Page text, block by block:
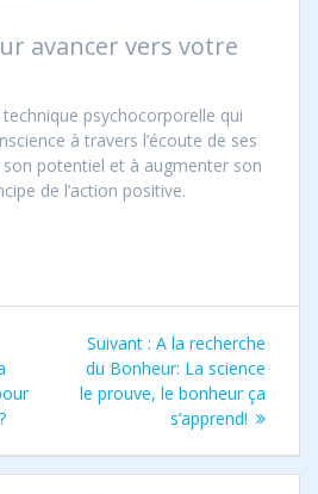
avancer vers votre
psychocorporelle qui
à travers l’écoute de ses
potentiel et à augmenter son
de l’action positive.
Suivant : Article
suivant
A la recherche
du Bonheur: La science
le prouve, le bonheur ça
s’apprend!